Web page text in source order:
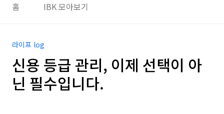
홈 IBK 모아보기
라이프 log
신용 등급 관리, 이제 선택이 아
닌 필수입니다.